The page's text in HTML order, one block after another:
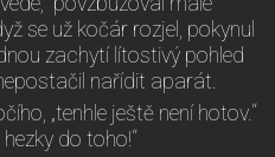
se už kočár rozjel, pokynul
zachytí lítostivý pohled
nařídit aparát.
„tenhle ještě není hotov.“
do toho!“